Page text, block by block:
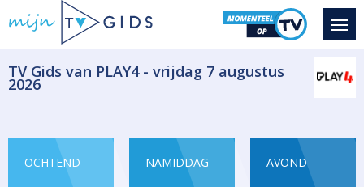
​TV Gids van PLAY4 - vrijdag 7 augustus
2026
OCHTEND NAMIDDAG AVOND
van de...
Ontspanning
Er moet een douchegordijn worden
opgehangen. Het...
Ontspanning